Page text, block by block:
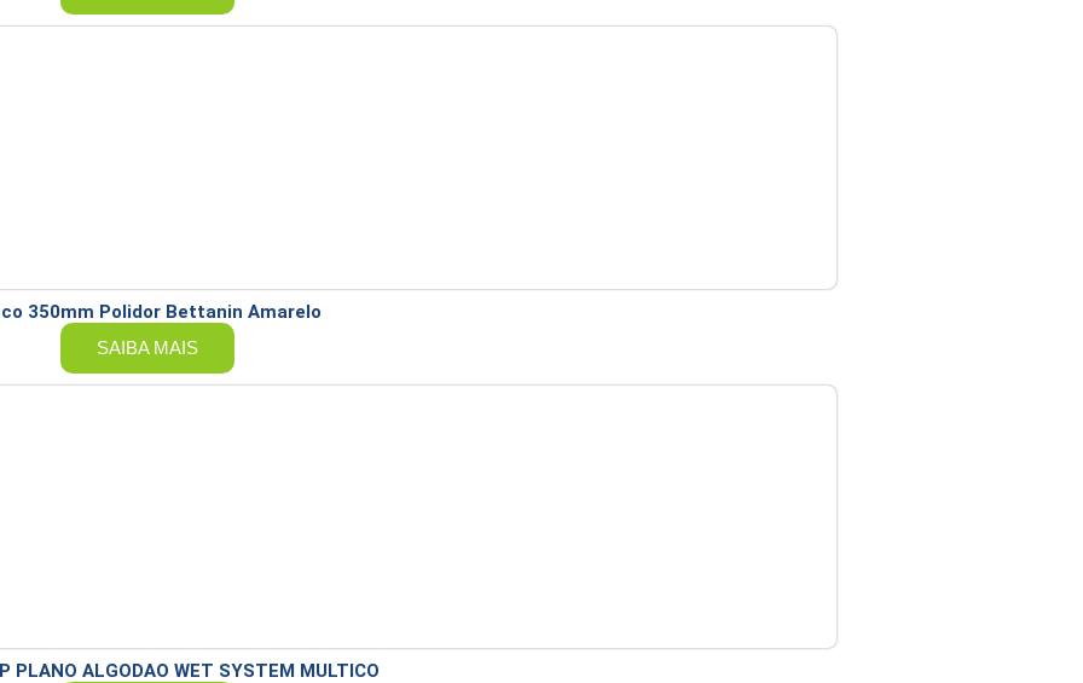
350mm Polidor Bettanin Amarelo
SAIBA MAIS
PLANO ALGODAO WET SYSTEM MULTICO